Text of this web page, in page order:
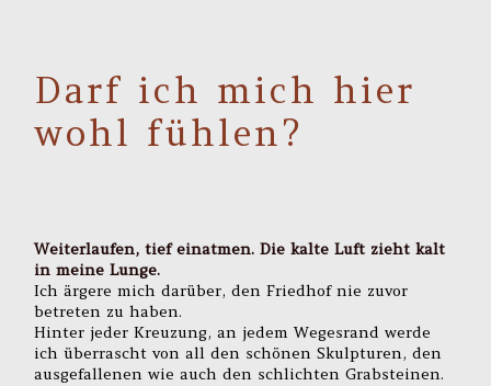
Darf ich mich hier
wohl fühlen?
Weiterlaufen, tief einatmen. Die kalte Luft zieht kalt
in meine Lunge.
Ich ärgere mich darüber, den Friedhof nie zuvor
betreten zu haben.
Hinter jeder Kreuzung, an jedem Wegesrand werde
ich überrascht von all den schönen Skulpturen, den
ausgefallenen wie auch den schlichten Grabsteinen.